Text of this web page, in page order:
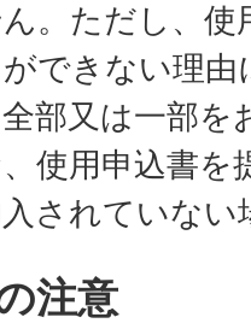
。ただし、
できない理
部又は一部
使用申込書を
されていな
注意